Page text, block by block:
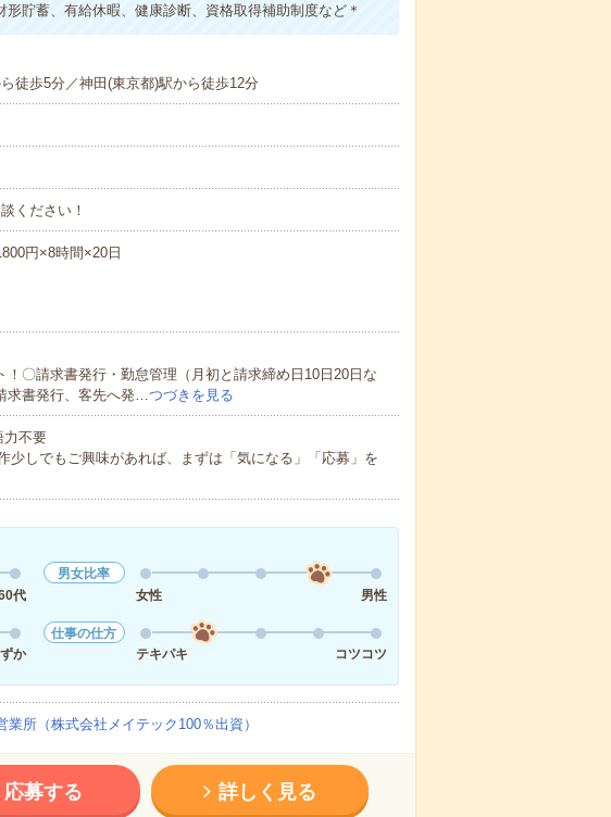
貯蓄、有給休暇、健康診断、資格取得補助制度など＊
徒歩5分／神田(東京都)駅から徒歩12分
ください！
円×8時間×20日
〇請求書発行・勤怠管理（月初と請求締め日10日20日な
求書発行、客先へ発…つづきを見る
力不要
少しでもご興味があれば、まずは「気になる」「応募」を
代
男女比率
女性
男性
か
仕事の仕方
テキパキ
コツコツ
所（株式会社メイテック100％出資）
応募する 詳しく見る